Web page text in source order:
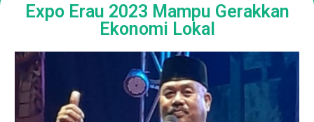
Expo Erau 2023 Mampu Gerakkan
Ekonomi Lokal